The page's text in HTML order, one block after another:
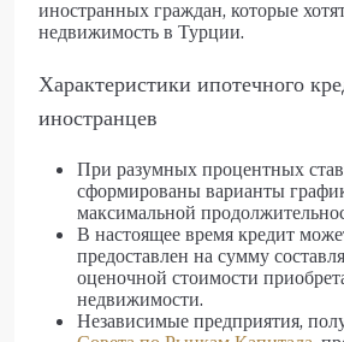
иностранных граждан, которые
недвижимость в Турции.
Характеристики ипотечного
иностранцев
При разумных процентных
сформированы варианты
максимальной
В настоящее время кредит
предоставлен на сумму
оценочной стоимости
недвижимости.
Независимые предприятия,